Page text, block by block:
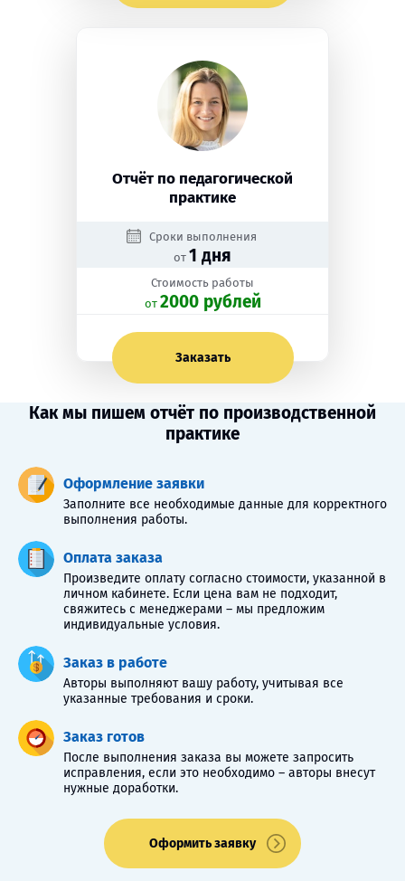
Отчёт по педагогической
практике
Сроки выполнения
от 1 дня
Стоимость работы
oт 2000 рублей
Заказать
Как мы пишем отчёт по производственной
практике
Оформление заявки
Заполните все необходимые данные для корректного
выполнения работы.
Оплата заказа
Произведите оплату согласно стоимости, указанной в
личном кабинете. Если цена вам не подходит,
свяжитесь с менеджерами – мы предложим
индивидуальные условия.
Заказ в работе
Авторы выполняют вашу работу, учитывая все
указанные требования и сроки.
Заказ готов
После выполнения заказа вы можете запросить
исправления, если это необходимо – авторы внесут
нужные доработки.
Оформить заявку